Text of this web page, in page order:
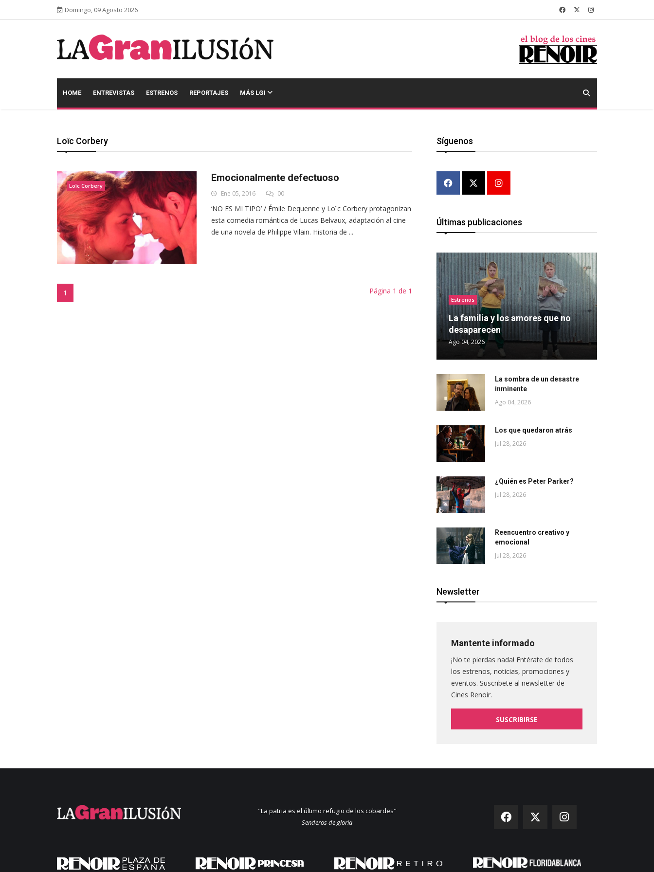
Domingo, 09 Agosto 2026
HOME ENTREVISTAS ESTRENOS REPORTAJES MÁS LGI
Loïc Corbery
Loïc Corbery
Emocionalmente defectuoso
Ene 05, 2016 00
‘NO ES MI TIPO’ / Émile Dequenne y Loïc Corbery protagonizan
esta comedia romántica de Lucas Belvaux, adaptación al cine
de una novela de Philippe Vilain. Historia de ...
1 Página 1 de 1
Síguenos
Últimas publicaciones
Estrenos
La familia y los amores que no
desaparecen
Ago 04, 2026
La sombra de un desastre
inminente
Ago 04, 2026
Los que quedaron atrás
Jul 28, 2026
¿Quién es Peter Parker?
Jul 28, 2026
Reencuentro creativo y
emocional
Jul 28, 2026
Newsletter
Mantente informado
¡No te pierdas nada! Entérate de todos
los estrenos, noticias, promociones y
eventos. Suscribete al newsletter de
Cines Renoir.
SUSCRIBIRSE
"La patria es el último refugio de los cobardes"
Senderos de gloria